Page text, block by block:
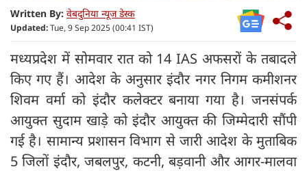
Written By: वेबदुनिया न्यूज डेस्क
Updated:Tue, 9 Sep 2025 (00:41 IST)
मध्यप्रदेश में सोमवार रात को 14 IAS अफसरों के तबादले
किए गए हैं। आदेश के अनुसार इंदौर नगर निगम कमीशनर
शिवम वर्मा को इंदौर कलेक्टर बनाया गया है। जनसंपर्क
आयुक्त सुदाम खाड़े को इंदौर आयुक्त की जिम्मेदारी सौंपी
गई है। सामान्य प्रशासन विभाग से जारी आदेश के मुताबिक
5 जिलों इंदौर, जबलपुर, कटनी, बड़वानी और आगर-मालवा